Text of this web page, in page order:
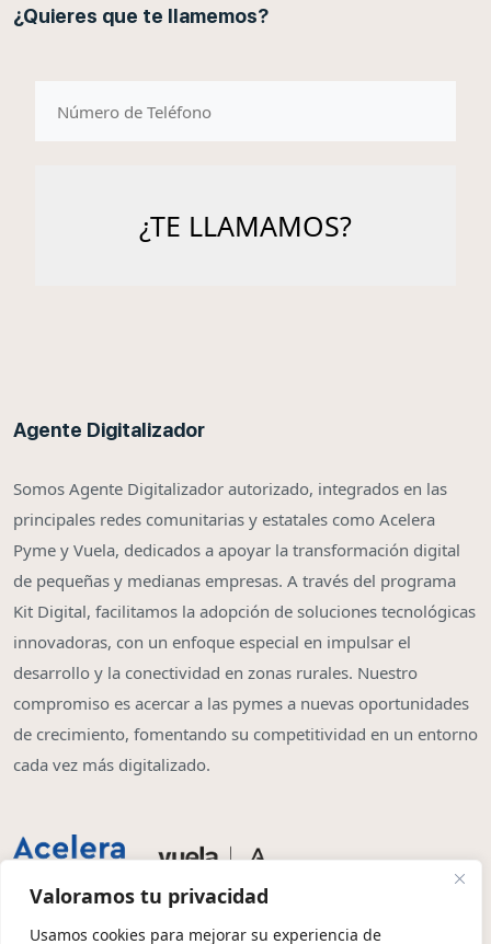
Valoramos tu privacidad
Usamos cookies para mejorar su experiencia de
¿Quieres que te llamemos?
Agente Digitalizador
Somos Agente Digitalizador autorizado, integrados en las
principales redes comunitarias y estatales como Acelera
Pyme y Vuela, dedicados a apoyar la transformación digital
de pequeñas y medianas empresas. A través del programa
Kit Digital, facilitamos la adopción de soluciones tecnológicas
innovadoras, con un enfoque especial en impulsar el
desarrollo y la conectividad en zonas rurales. Nuestro
compromiso es acercar a las pymes a nuevas oportunidades
de crecimiento, fomentando su competitividad en un entorno
cada vez más digitalizado.